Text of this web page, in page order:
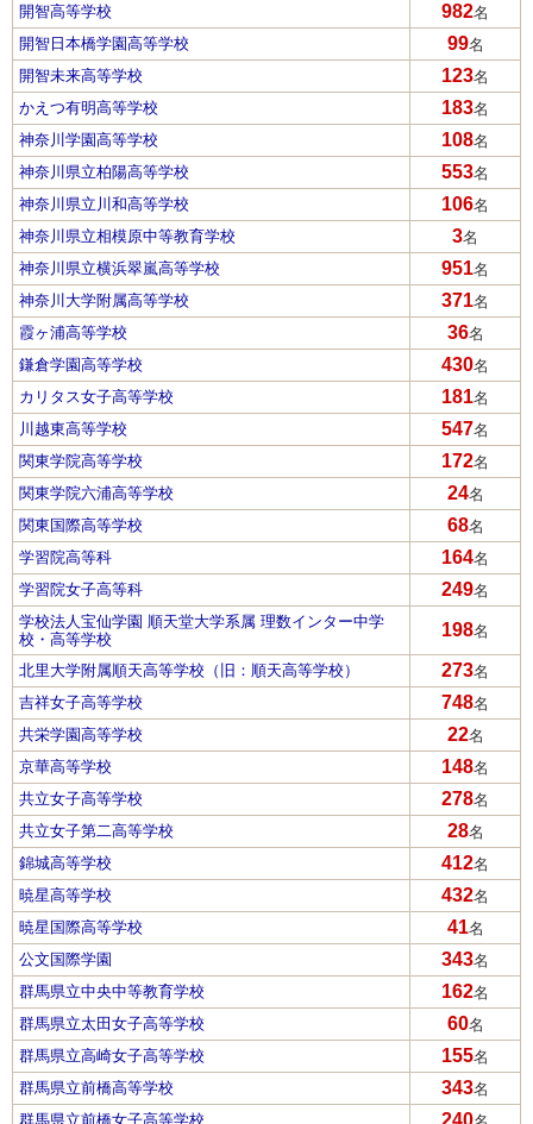
開智高等学校
982名
開智日本橋学園高等学校
99名
開智未来高等学校
123名
かえつ有明高等学校
183名
神奈川学園高等学校
108名
神奈川県立柏陽高等学校
553名
神奈川県立川和高等学校
106名
神奈川県立相模原中等教育学校
3名
神奈川県立横浜翠嵐高等学校
951名
神奈川大学附属高等学校
371名
霞ヶ浦高等学校
36名
鎌倉学園高等学校
430名
カリタス女子高等学校
181名
川越東高等学校
547名
関東学院高等学校
172名
関東学院六浦高等学校
24名
関東国際高等学校
68名
学習院高等科
164名
学習院女子高等科
249名
学校法人宝仙学園 順天堂大学系属 理数インター中学
校・高等学校
198名
北里大学附属順天高等学校（旧：順天高等学校） 273名
吉祥女子高等学校
748名
共栄学園高等学校
22名
京華高等学校
148名
共立女子高等学校
278名
共立女子第二高等学校
28名
錦城高等学校
412名
暁星高等学校
432名
暁星国際高等学校
41名
公文国際学園
343名
群馬県立中央中等教育学校
162名
群馬県立太田女子高等学校
60名
群馬県立高崎女子高等学校
155名
群馬県立前橋高等学校
343名
群馬県立前橋女子高等学校
240